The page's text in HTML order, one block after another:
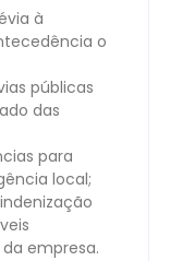
à
o
públicas
das
para
local;⠀
empresa.⠀